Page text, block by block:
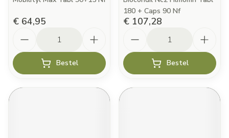
€ 64,95
Bestel
180 + Caps 90 Nf
€ 107,28
Bestel